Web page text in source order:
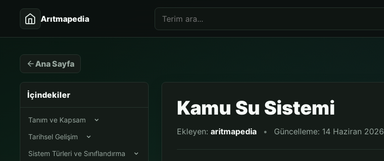
Arıtmapedia
Ana Sayfa
İçindekiler
Tanım ve Kapsam
Tarihsel Gelişim
Sistem Türleri ve Sınıflandırma
Kamu Su Sistemi
Ekleyen:aritmapedia • Güncelleme: 14 Haziran 2026